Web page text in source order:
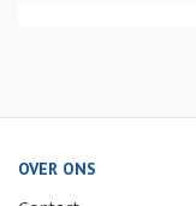
OVER ONS